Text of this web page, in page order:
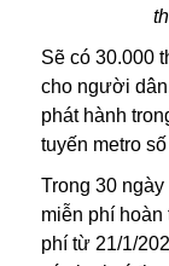
Sẽ có 30.000
cho người
phát hành
tuyến metro số
Trong 30
miễn phí
phí từ 21/1/